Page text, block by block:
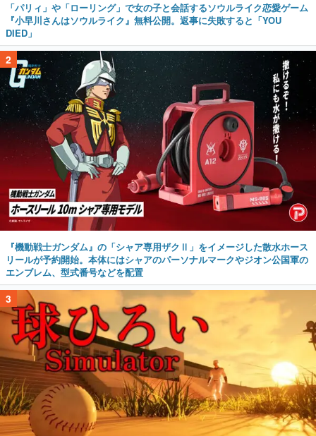
「パリィ」や「ローリング」で女の子と会話するソウルライク恋愛ゲーム
『小早川さんはソウルライク』無料公開。返事に失敗すると「YOU
DIED」
2
『機動戦士ガンダム』の「シャア専用ザクⅡ」をイメージした散水ホース
リールが予約開始。本体にはシャアのパーソナルマークやジオン公国軍の
エンブレム、型式番号などを配置
3